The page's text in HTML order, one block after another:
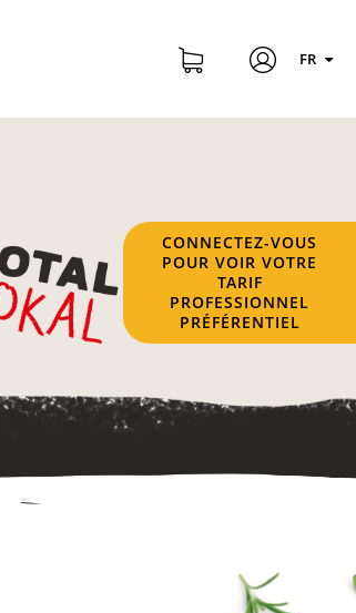
FR
CONNECTEZ-VOUS
POUR VOIR VOTRE
TARIF
PROFESSIONNEL
PRÉFÉRENTIEL